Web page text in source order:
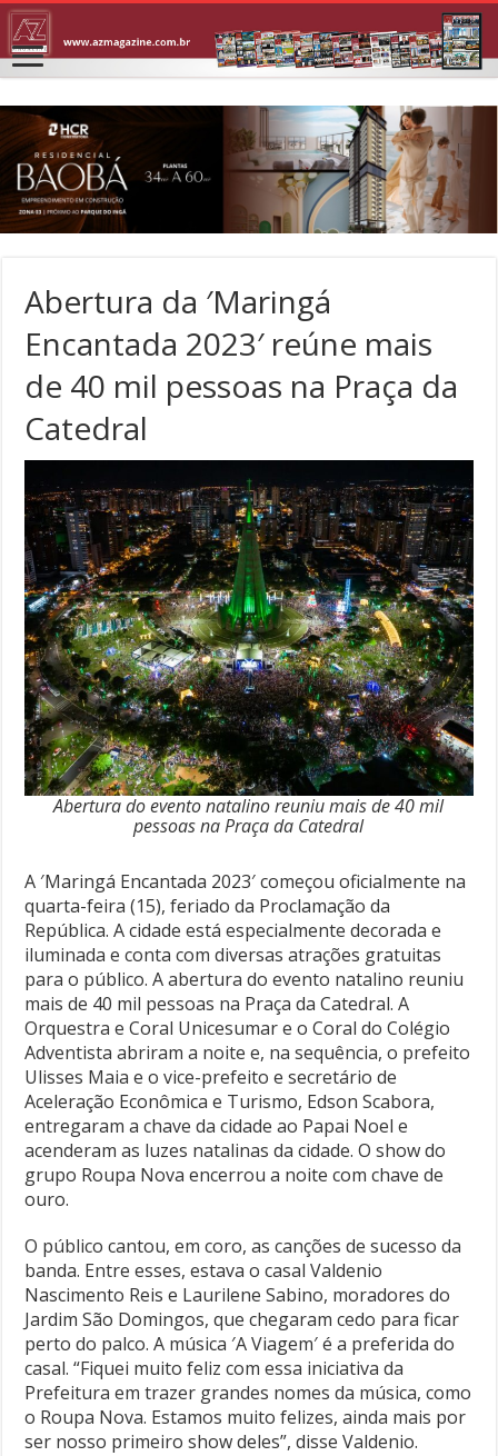
Abertura da ′Maringá
Encantada 2023′ reúne mais
de 40 mil pessoas na Praça da
Catedral
Abertura do evento natalino reuniu mais de 40 mil
pessoas na Praça da Catedral
A ′Maringá Encantada 2023′ começou oficialmente na
quarta-feira (15), feriado da Proclamação da
República. A cidade está especialmente decorada e
iluminada e conta com diversas atrações gratuitas
para o público. A abertura do evento natalino reuniu
mais de 40 mil pessoas na Praça da Catedral. A
Orquestra e Coral Unicesumar e o Coral do Colégio
Adventista abriram a noite e, na sequência, o prefeito
Ulisses Maia e o vice-prefeito e secretário de
Aceleração Econômica e Turismo, Edson Scabora,
entregaram a chave da cidade ao Papai Noel e
acenderam as luzes natalinas da cidade. O show do
grupo Roupa Nova encerrou a noite com chave de
ouro.
O público cantou, em coro, as canções de sucesso da
banda. Entre esses, estava o casal Valdenio
Nascimento Reis e Laurilene Sabino, moradores do
Jardim São Domingos, que chegaram cedo para ficar
perto do palco. A música ′A Viagem′ é a preferida do
casal. “Fiquei muito feliz com essa iniciativa da
Prefeitura em trazer grandes nomes da música, como
o Roupa Nova. Estamos muito felizes, ainda mais por
ser nosso primeiro show deles”, disse Valdenio.